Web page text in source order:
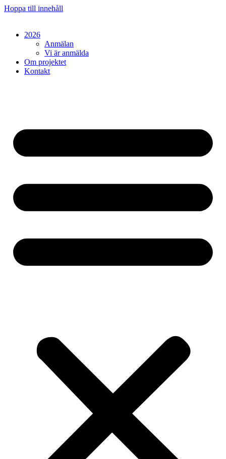
Hoppa till innehåll
2026
Anmälan
Vi är anmälda
Om projektet
Kontakt